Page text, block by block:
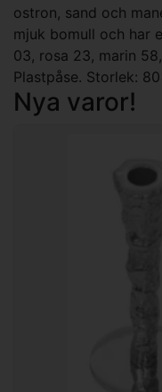
ostron, sand och
mjuk bomull och har
03, rosa 23, marin
Plastpåse. Storlek:
Nya varor!